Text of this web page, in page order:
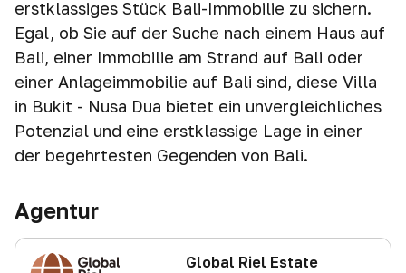
erstklassiges Stück Bali-Immobilie zu sichern.
Egal, ob Sie auf der Suche nach einem Haus auf
Bali, einer Immobilie am Strand auf Bali oder
einer Anlageimmobilie auf Bali sind, diese Villa
in Bukit - Nusa Dua bietet ein unvergleichliches
Potenzial und eine erstklassige Lage in einer
der begehrtesten Gegenden von Bali.
Agentur
Global Riel Estate